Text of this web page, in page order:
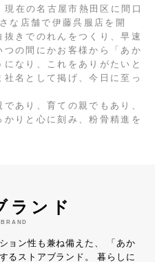
在の名古屋市熱田区に間口
な店舗で伊藤呉服店を開
きでのれんをつくり、早速
の間にかお客様から「あか
なり、これをありがたいと
名として掲げ、今日に至っ
あり、育ての親でもあり、
りと心に刻み、粉骨精進を
ランド
ョン性も兼ね備えた、
「あか
るストアブランド。
暮らしに